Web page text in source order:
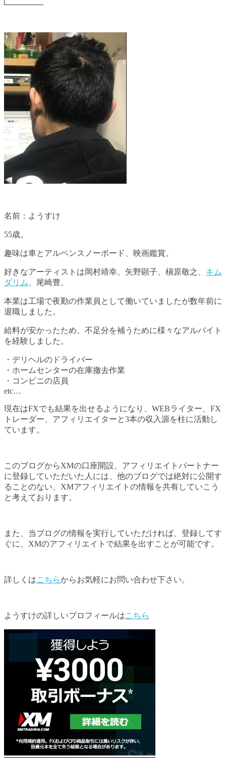
名前：ようすけ
55歳。
趣味は車とアルペンスノーボード、映画鑑賞。
好きなアーティストは岡村靖幸、矢野顕子、槇原敬之、 キム
ダリム
、尾崎豊。
本業は工場で夜勤の作業員として働いていましたが数年前に
退職しました。
給料が安かったため、不足分を補うために様々なアルバイト
を経験しました。
・デリヘルのドライバー
・ホームセンターの在庫撤去作業
・コンビニの店員
etc…
現在はFXでも結果を出せるようになり、WEBライター、FX
トレーダー、アフィリエイターと3本の収入源を柱に活動し
ています。
このブログからXMの口座開設、アフィリエイトパートナー
に登録していただいた人には、他のブログでは絶対に公開す
ることのない、XMアフィリエイトの情報を共有していこう
と考えております。
また、当ブログの情報を実行していただければ、登録してす
ぐに、XMのアフィリエイトで結果を出すことが可能です。
詳しくはこちらからお気軽にお問い合わせ下さい。
ようすけの詳しいプロフィールはこちら